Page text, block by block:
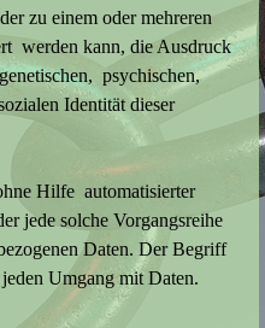
zu einem oder mehreren
werden kann, die Ausdruck
psychischen,
Identität dieser
Hilfe automatisierter
jede solche Vorgangsreihe
Daten. Der Begriff
Umgang mit Daten.